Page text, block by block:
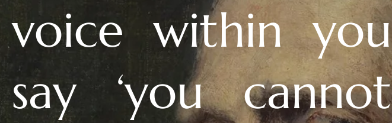
voice within you
say ‘you cannot